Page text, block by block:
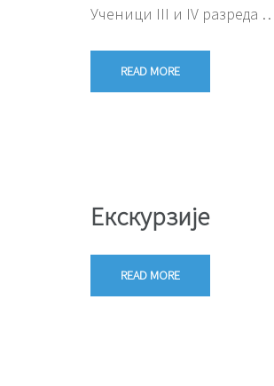
Ученици III и IV рaзрeдa
READ MORE
Екскурзије
READ MORE